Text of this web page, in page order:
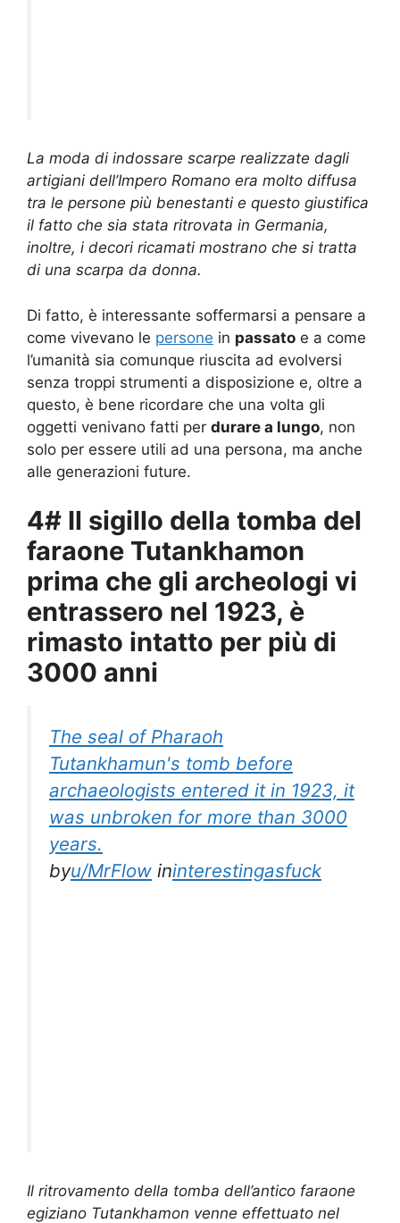
La moda di indossare scarpe realizzate dagli
artigiani dell’Impero Romano era molto diffusa
tra le persone più benestanti e questo giustifica
il fatto che sia stata ritrovata in Germania,
inoltre, i decori ricamati mostrano che si tratta
di una scarpa da donna.
Di fatto, è interessante soffermarsi a pensare a
come vivevano le persone in passato e a come
l’umanità sia comunque riuscita ad evolversi
senza troppi strumenti a disposizione e, oltre a
questo, è bene ricordare che una volta gli
oggetti venivano fatti per durare a lungo, non
solo per essere utili ad una persona, ma anche
alle generazioni future.
4# Il sigillo della tomba del
faraone Tutankhamon
prima che gli archeologi vi
entrassero nel 1923, è
rimasto intatto per più di
3000 anni
The seal of Pharaoh
Tutankhamun's tomb before
archaeologists entered it in 1923, it
was unbroken for more than 3000
years.
byu/MrFlow ininterestingasfuck
Il ritrovamento della tomba dell’antico faraone
egiziano Tutankhamon venne effettuato nel